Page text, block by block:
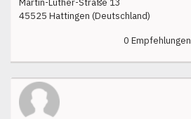
Martin-Luther-Straße 13
45525 Hattingen (Deutschland)
0 Empfehlungen